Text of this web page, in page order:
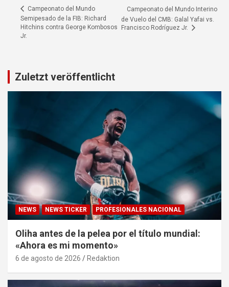
Campeonato del Mundo
Semipesado de la FIB: Richard
Hitchins contra George Kombosos
Jr.
Campeonato del Mundo Interino
de Vuelo del CMB: Galal Yafai vs.
Francisco Rodríguez Jr.
Zuletzt veröffentlicht
NEWS NEWS TICKER PROFESIONALES NACIONAL
Oliha antes de la pelea por el título mundial:
«Ahora es mi momento»
6 de agosto de 2026 Redaktion